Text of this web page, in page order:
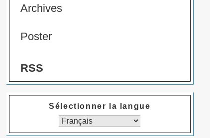
Archives
Poster
RSS
Sélectionner la langue